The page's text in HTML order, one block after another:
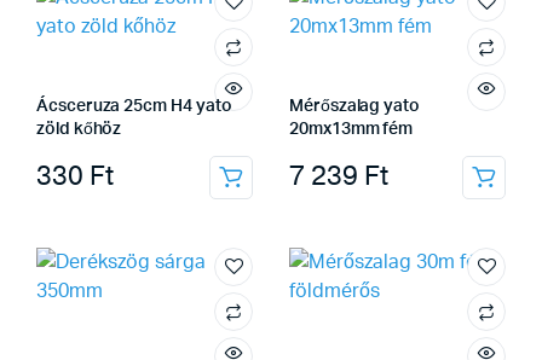
Ácsceruza 25cm H4 yato
zöld kőhöz
330 Ft
Mérőszalag yato
20mx13mm fém
7 239 Ft